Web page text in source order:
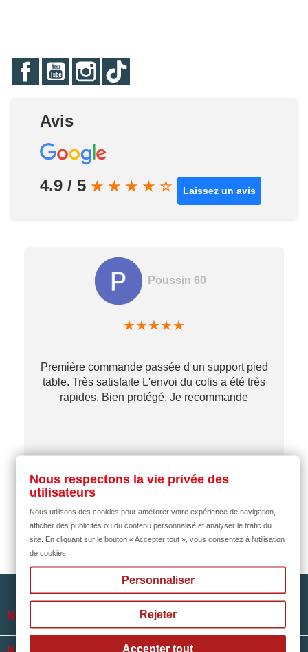
FacebookYouTubeInstagram
Avis
4.9 / 5 ★ ★ ★ ★ ☆ Laissez un avis
Poussin 60
★★★★★
Première commande passée d un support pied
table. Très satisfaite L'envoi du colis a été très
rapides. Bien protégé, Je recommande
NOTRE SOCIÉTÉ
Nous respectons la vie privée des
utilisateurs
Nous utilisons des cookies pour améliorer votre expérience de navigation,
afficher des publicités ou du contenu personnalisé et analyser le trafic du
site. En cliquant sur le bouton « Accepter tout », vous consentez à l'utilisation
de cookies
Personnaliser
Rejeter
Accepter tout